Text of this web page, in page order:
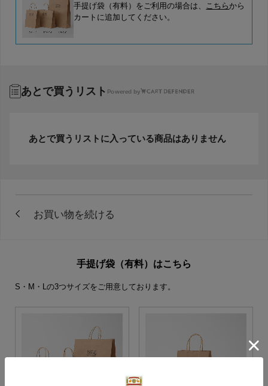
手提げ袋（有料）をご利用の場合は、 こちらから
カートに追加してください。
あとで買うリスト Powered by
あとで買うリストに入っている商品はありません
手提げ袋（有料）はこちら
S・M・Lの3つサイズをご用意しております。